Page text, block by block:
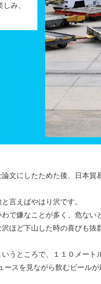
み、
文にしたためた後、日本
言えばやはり沢です。
で嫌なことが多く、危な
ほど下山した時の喜びも
うところで、１１０メー
スを見ながら飲むビールが